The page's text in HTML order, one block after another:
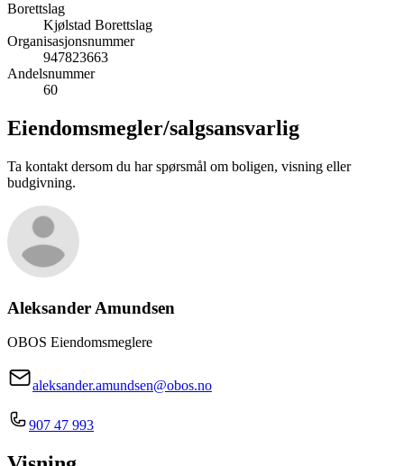
Borettslag
Kjølstad Borettslag
Organisasjonsnummer
947823663
Andelsnummer
60
Eiendomsmegler/salgsansvarlig
Ta kontakt dersom du har spørsmål om boligen, visning eller
budgivning.
Aleksander Amundsen
OBOS Eiendomsmeglere
aleksander.amundsen@obos.no
907 47 993